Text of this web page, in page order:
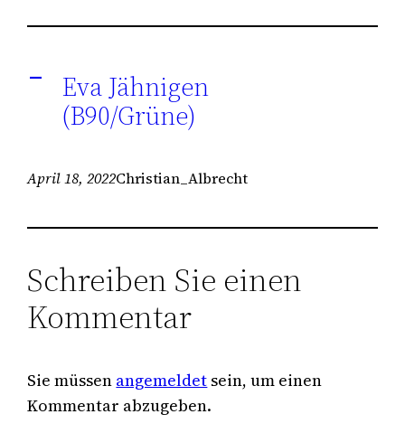
A
Eva Jähnigen
(B90/Grüne)
April 18, 2022Christian_Albrecht
Schreiben Sie einen
Kommentar
Sie müssen angemeldet sein, um einen
Kommentar abzugeben.